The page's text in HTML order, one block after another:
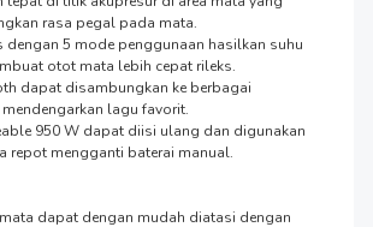
rasa pegal pada mata.
otot mata lebih cepat rileks.
lagu favorit.
repot mengganti baterai manual.
dapat dengan mudah diatasi dengan